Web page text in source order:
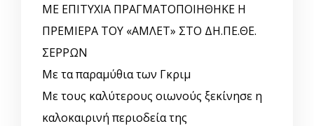
ΜΕ ΕΠΙΤΥΧΙΑ ΠΡΑΓΜΑΤΟΠΟΙΗΘΗΚΕ Η
ΠΡΕΜΙΕΡΑ ΤΟΥ «ΑΜΛΕΤ» ΣΤΟ ΔΗ.ΠΕ.ΘΕ.
ΣΕΡΡΩΝ
Με τα παραμύθια των Γκριμ
Με τους καλύτερους οιωνούς ξεκίνησε η
καλοκαιρινή περιοδεία της